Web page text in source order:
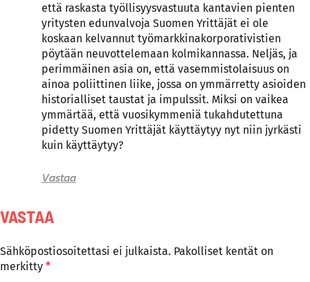
että raskasta työllisyysvastuuta kantavien pienten
yritysten edunvalvoja Suomen Yrittäjät ei ole
koskaan kelvannut työmarkkinakorporativistien
pöytään neuvottelemaan kolmikannassa. Neljäs, ja
perimmäinen asia on, että vasemmistolaisuus on
ainoa poliittinen liike, jossa on ymmärretty asioiden
historialliset taustat ja impulssit. Miksi on vaikea
ymmärtää, että vuosikymmeniä tukahdutettuna
pidetty Suomen Yrittäjät käyttäytyy nyt niin jyrkästi
kuin käyttäytyy?
Vastaa
VASTAA
Sähköpostiosoitettasi ei julkaista. Pakolliset kentät on
merkitty *